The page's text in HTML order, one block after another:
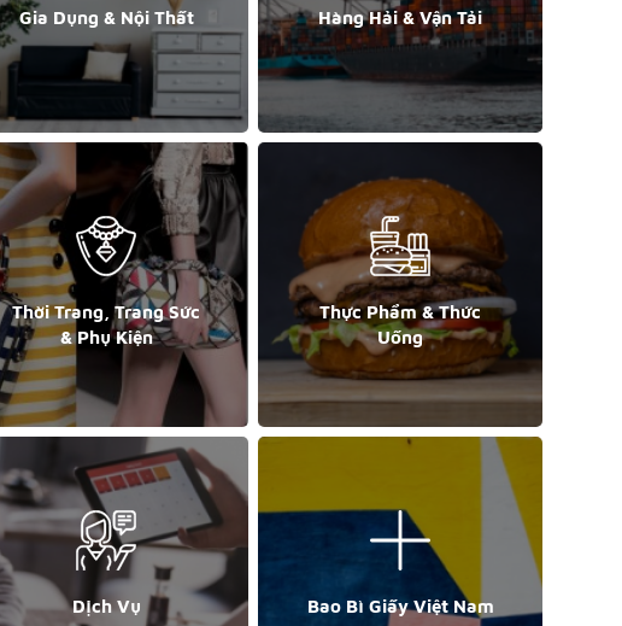
Gia Dụng & Nội Thất Hàng Hải & Vận Tải
Thời Trang, Trang Sức
& Phụ Kiện
Thực Phẩm & Thức
Uống
Dịch Vụ Bao Bì Giấy Việt Nam